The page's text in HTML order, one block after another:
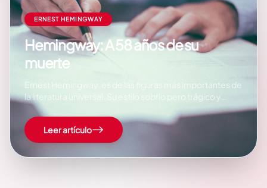
ERNEST HEMINGWAY
Hemingway: A 58 años de su
muerte
Ernest Hemingway, es de las figuras más importantes de
la literatura universal. Su estilo sobrio pero trágico y
melancólico, se inspira en su propia vida. Es normal ver
en Hemingway a uno de los últimos escritores totales,
de los que no eran simplemente escritores. Sino
además de los que eran…
Leer artículo